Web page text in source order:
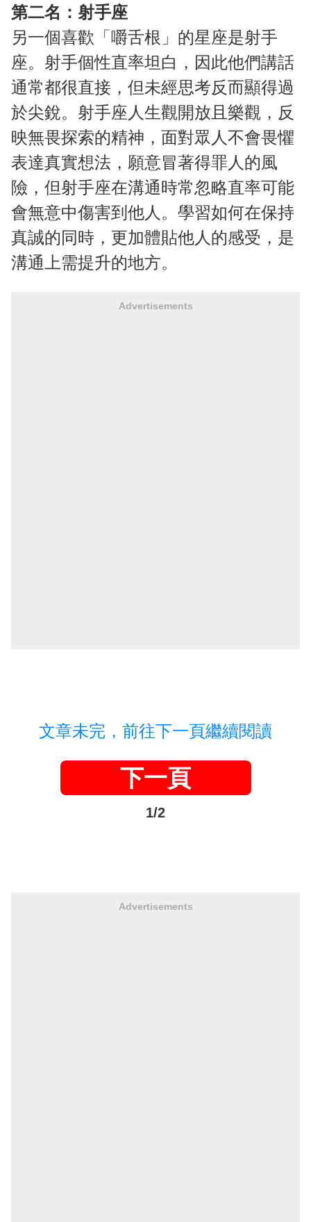
第二名：射手座
另一個喜歡「嚼舌根」的星座是射手
座。射手個性直率坦白，因此他們講話
通常都很直接，但未經思考反而顯得過
於尖銳。射手座人生觀開放且樂觀，反
映無畏探索的精神，面對眾人不會畏懼
表達真實想法，願意冒著得罪人的風
險，但射手座在溝通時常忽略直率可能
會無意中傷害到他人。學習如何在保持
真誠的同時，更加體貼他人的感受，是
溝通上需提升的地方。
Advertisements
文章未完，前往下一頁繼續閱讀
下一頁
1/2
Advertisements